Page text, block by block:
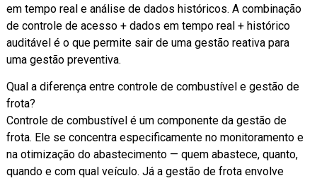
em tempo real e análise de dados históricos. A combinação
de controle de acesso + dados em tempo real + histórico
auditável é o que permite sair de uma gestão reativa para
uma gestão preventiva.
Qual a diferença entre controle de combustível e gestão de
frota?
Controle de combustível é um componente da gestão de
frota. Ele se concentra especificamente no monitoramento e
na otimização do abastecimento — quem abastece, quanto,
quando e com qual veículo. Já a gestão de frota envolve